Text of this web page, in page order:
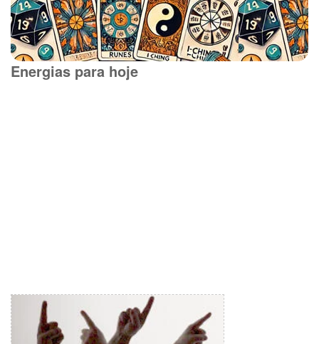
Energias para hoje